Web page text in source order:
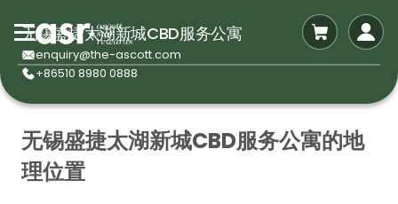
无锡盛捷太湖新城CBD服务公寓
enquiry@the-ascott.com
+86510 8980 0888
无锡盛捷太湖新城CBD服务公寓的地
理位置